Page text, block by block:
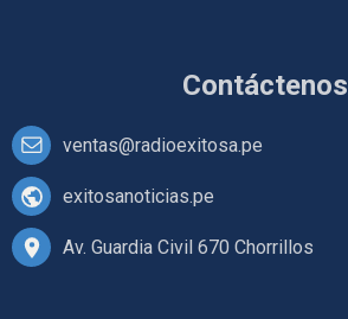
Contáctenos
ventas@radioexitosa.pe
exitosanoticias.pe
Av. Guardia Civil 670 Chorrillos